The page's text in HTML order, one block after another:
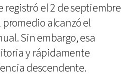
registró el 2 de septiembre
alcanzó el
Sin embargo, esa
y rápidamente
descendente.